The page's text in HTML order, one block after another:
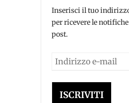
Inserisci il tuo
per ricevere le
post.
Indirizzo
mail
ISCRIVITI